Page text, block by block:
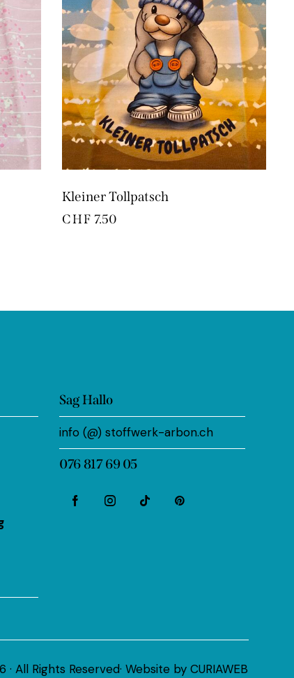
Kleiner Tollpatsch
CHF 7.50
Sag Hallo
info (@) stoffwerk-arbon.ch
076 817 69 05
All Rights Reserved· Website byCURIAWEB